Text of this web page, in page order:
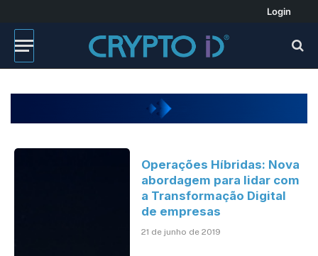
Login
Operações Híbridas: Nova
abordagem para lidar com
a Transformação Digital
de empresas
21 de junho de 2019